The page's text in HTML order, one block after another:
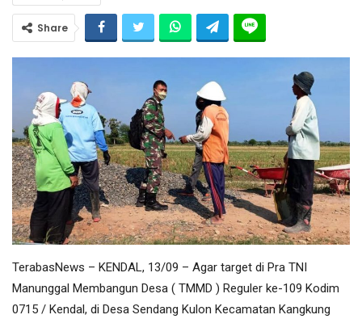
Share
TerabasNews – KENDAL, 13/09 – Agar target di Pra TNI
Manunggal Membangun Desa ( TMMD ) Reguler ke-109 Kodim
0715 / Kendal, di Desa Sendang Kulon Kecamatan Kangkung